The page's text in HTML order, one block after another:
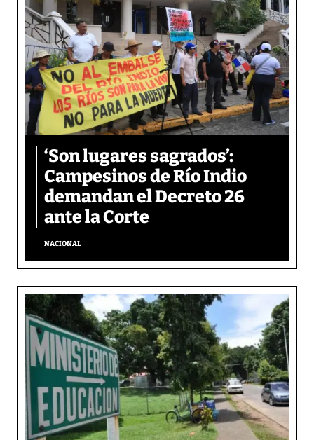
‘Son lugares sagrados’:
Campesinos de Río Indio
demandan el Decreto 26
ante la Corte
NACIONAL